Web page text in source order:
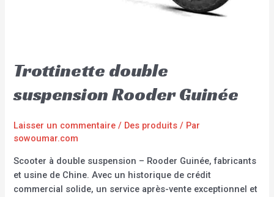
Trottinette double
suspension Rooder Guinée
Laisser un commentaire / Des produits / Par
sowoumar.com
Scooter à double suspension – Rooder Guinée, fabricants
et usine de Chine. Avec un historique de crédit
commercial solide, un service après-vente exceptionnel et